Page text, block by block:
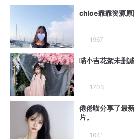
chloe霏霏资源原
1967
喵小吉花絮未删
1703
倦倦喵分享了最
片。
1641